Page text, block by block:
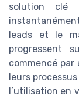
solution clé
leads et le
progressent
commencé par
leurs
l’utilisation en